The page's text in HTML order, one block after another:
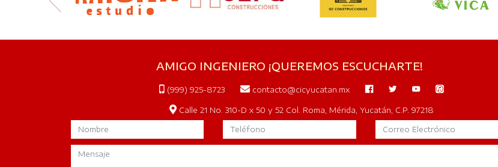
AMIGO INGENIERO ¡QUEREMOS ESCUCHARTE!
(999) 925-8723 contacto@cicyucatan.mx
Calle 21 No. 310-D x 50 y 52 Col. Roma, Mérida, Yucatán, C.P. 97218